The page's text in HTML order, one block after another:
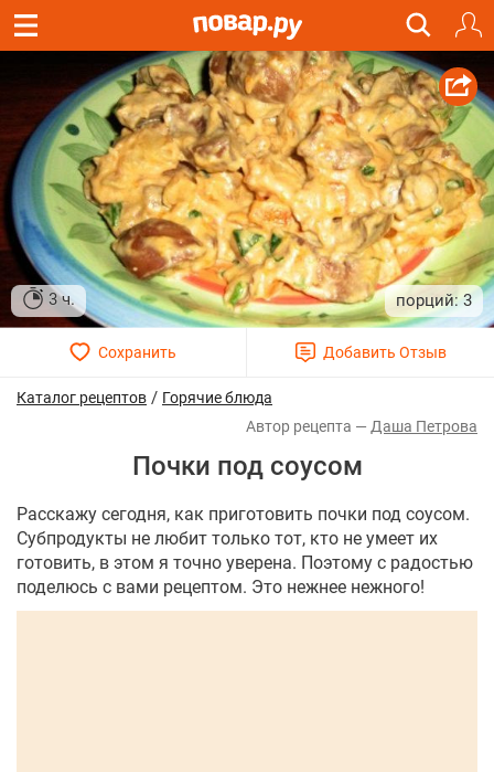
3 ч. 3
Каталог рецептов / Горячие блюда
Даша Петрова
Почки под соусом
Расскажу сегодня, как приготовить почки под соусом.
Субпродукты не любит только тот, кто не умеет их
готовить, в этом я точно уверена. Поэтому с радостью
поделюсь с вами рецептом. Это нежнее нежного!